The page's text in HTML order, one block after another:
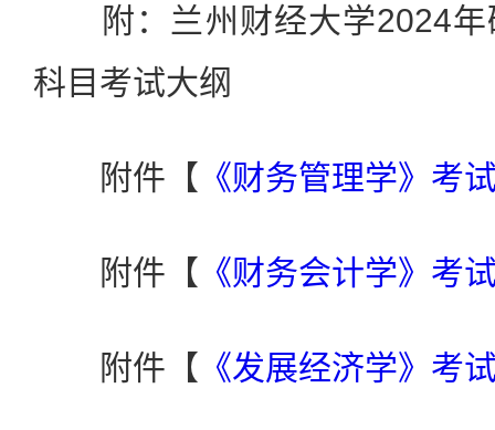
附：兰州财经大学2024年
科目考试大纲
附件【 《财务管理学》考
附件【 《财务会计学》考
附件【 《发展经济学》考